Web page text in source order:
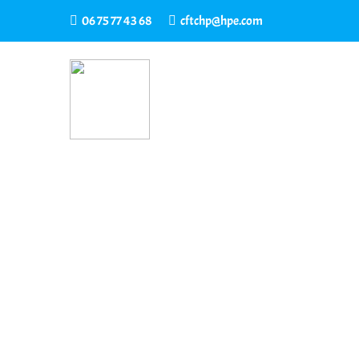
06 75 77 43 68 cftchp@hpe.com